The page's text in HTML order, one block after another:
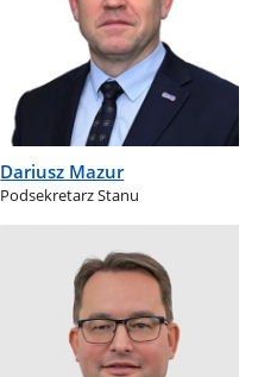
Dariusz Mazur
Podsekretarz Stanu